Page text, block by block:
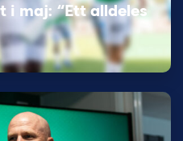
i maj: “Ett alldeles